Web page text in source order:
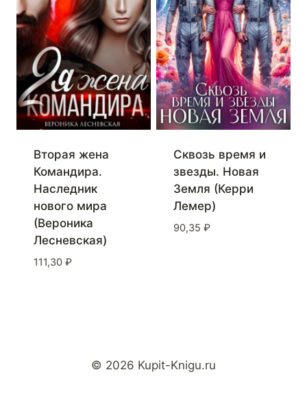
Вторая жена
Командира.
Наследник
нового мира
(Вероника
Лесневская)
111,30 ₽
Сквозь время и
звезды. Новая
Земля (Керри
Лемер)
90,35 ₽
© 2026 Kupit-Knigu.ru